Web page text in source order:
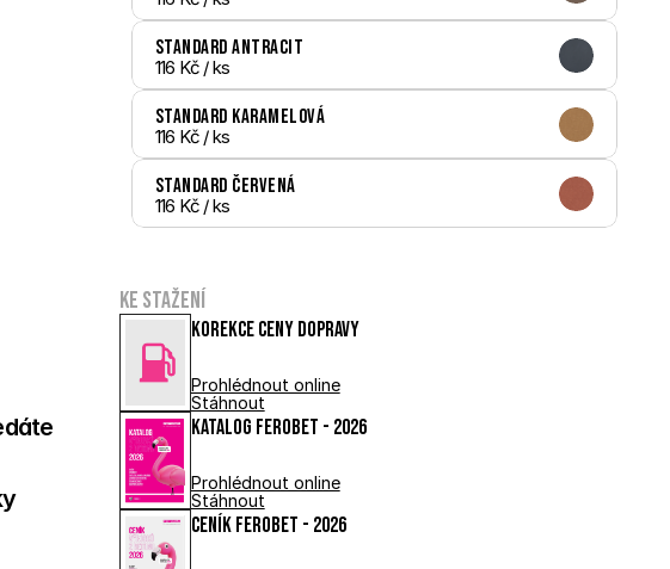
Standard Antracit
116 Kč / ks
Standard Karamelová
116 Kč / ks
Standard Červená
116 Kč / ks
Ke stažení
Korekce ceny dopravy
Prohlédnout online
Stáhnout
Katalog FEROBET - 2026
Prohlédnout online
Stáhnout
Ceník FEROBET - 2026